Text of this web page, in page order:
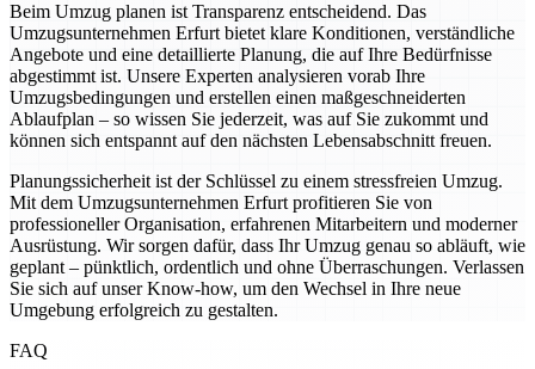
Beim Umzug planen ist Transparenz entscheidend. Das
Umzugsunternehmen Erfurt bietet klare Konditionen, verständliche
Angebote und eine detaillierte Planung, die auf Ihre Bedürfnisse
abgestimmt ist. Unsere Experten analysieren vorab Ihre
Umzugsbedingungen und erstellen einen maßgeschneiderten
Ablaufplan – so wissen Sie jederzeit, was auf Sie zukommt und
können sich entspannt auf den nächsten Lebensabschnitt freuen.
Planungssicherheit ist der Schlüssel zu einem stressfreien Umzug.
Mit dem Umzugsunternehmen Erfurt profitieren Sie von
professioneller Organisation, erfahrenen Mitarbeitern und moderner
Ausrüstung. Wir sorgen dafür, dass Ihr Umzug genau so abläuft, wie
geplant – pünktlich, ordentlich und ohne Überraschungen. Verlassen
Sie sich auf unser Know-how, um den Wechsel in Ihre neue
Umgebung erfolgreich zu gestalten.
FAQ